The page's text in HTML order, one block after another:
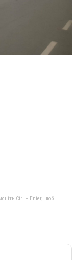
Ctrl + Enter, щоб